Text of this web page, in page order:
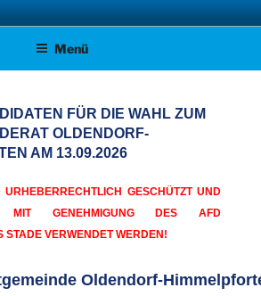
STADE
Menü
FÜR DIE WAHL ZUM
OLDENDORF-
AM 13.09.2026
GESCHÜTZT UND
MIT GENEHMIGUNG DES AFD
STADE VERWENDET WERDEN!
Oldendorf-